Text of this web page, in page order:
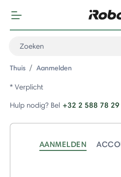
Thuis Aanmelden
* Verplicht
Hulp nodig? Bel +32 2 588 78 29
AANMELDEN